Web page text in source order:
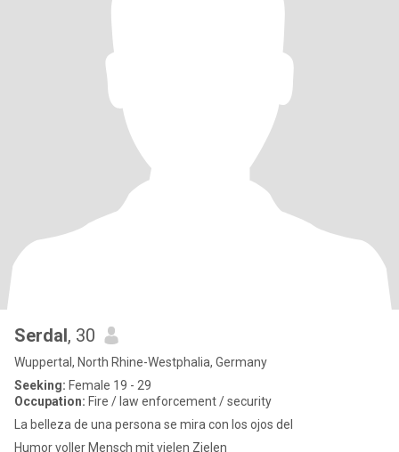
Serdal, 30
Wuppertal, North Rhine-Westphalia, Germany
Seeking: Female 19 - 29
Occupation: Fire / law enforcement / security
La belleza de una persona se mira con los ojos del
Humor voller Mensch mit vielen Zielen